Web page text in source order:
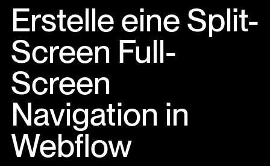
Erstelle eine Split-
Screen Full-
Screen
Navigation in
Webflow